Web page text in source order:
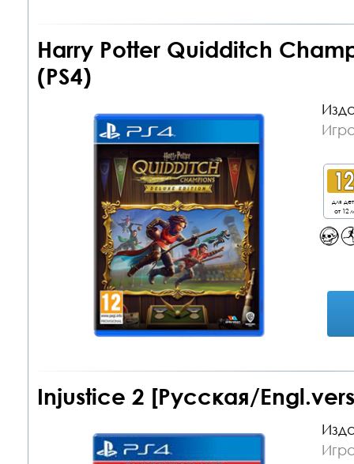
Harry Potter Quidditch
(PS4)
для
от 12
Injustice 2 [Русская/